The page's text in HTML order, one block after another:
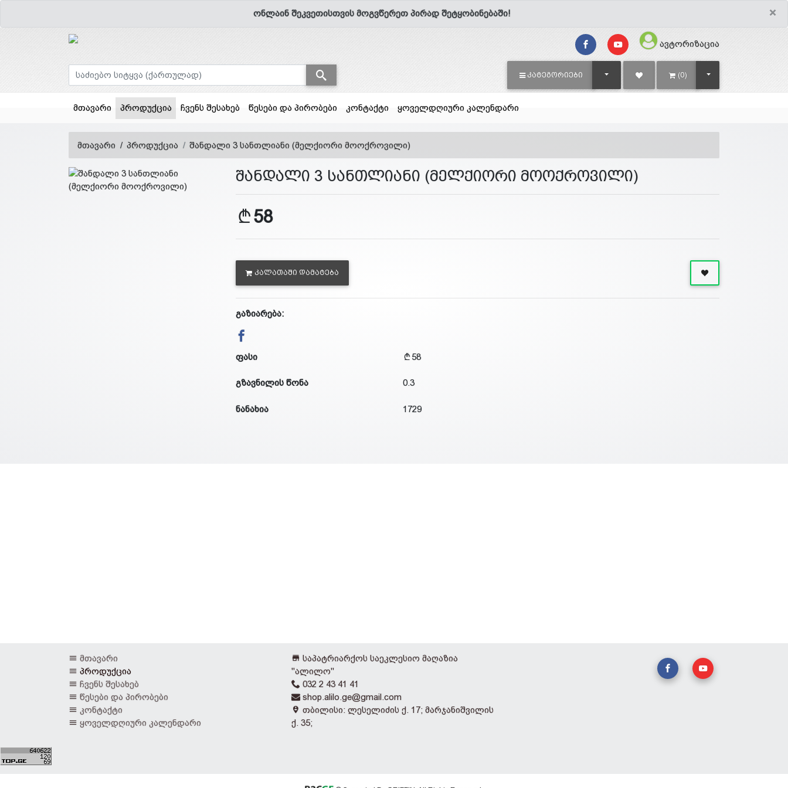
×
ონლაინ შეკვეთისთვის მოგვწერეთ პირად შეტყობინებაში!
ავტორიზაცია
ᲙᲐᲢᲔᲒᲝᲠᲘᲔᲑᲘ TOGGLE DROPDOWN(0) TOGGLE DROPDOWN
მთავარი პროდუქცია(current)
ჩვენს შესახებ წესები და პირობები კონტაქტი ყოველდღიური კალენდარი
მთავარი პროდუქცია შანდალი 3 სანთლიანი (მელქიორი მოოქროვილი)
შანდალი 3 სანთლიანი (მელქიორი მოოქროვილი)
58
ᲙᲐᲚᲐᲗᲐᲨᲘ ᲓᲐᲛᲐᲢᲔᲑᲐ
გაზიარება:
ფასი 58
გზავნილის წონა 0.3
ნანახია 1729
მთავარი
პროდუქცია
ჩვენს შესახებ
წესები და პირობები
კონტაქტი
ყოველდღიური კალენდარი
საპატრიარქოს საეკლესიო მაღაზია
"ალილო"
032 2 43 41 41
shop.alilo.ge@gmail.com
თბილისი: ლესელიძის ქ. 17; მარჯანიშვილის
ქ. 35;